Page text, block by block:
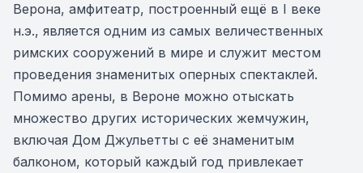
Верона, амфитеатр, построенный ещё в I веке
н.э., является одним из самых величественных
римских сооружений в мире и служит местом
проведения знаменитых оперных спектаклей.
Помимо арены, в Вероне можно отыскать
множество других исторических жемчужин,
включая Дом Джульетты с её знаменитым
балконом, который каждый год привлекает